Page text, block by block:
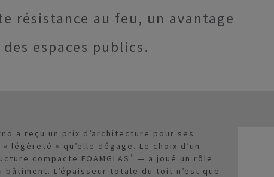
résistance au feu, un avantage
espaces publics.
a reçu un prix d’architecture pour ses
» qu’elle dégage. Le choix d’un
compacte FOAMGLAS® — a joué un rôle
L’épaisseur totale du toit n’est que